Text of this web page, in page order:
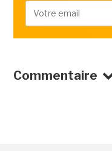
Commentaire